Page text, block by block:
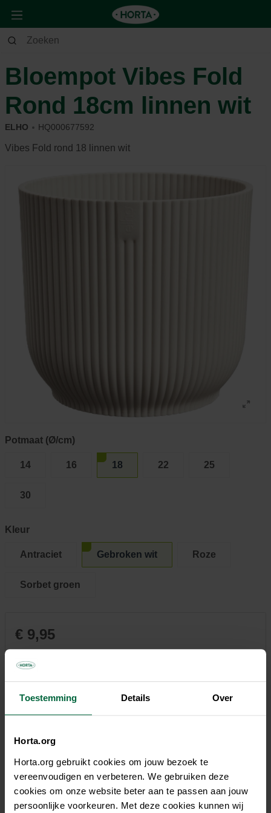
Toestemming Details Over
Horta.org
Horta.org gebruikt cookies om jouw bezoek te
vereenvoudigen en verbeteren. We gebruiken deze
cookies om onze website beter aan te passen aan jouw
persoonlijke voorkeuren. Met deze cookies kunnen wij
Huis & Deco
Bloempot Vibes Fold
Rond 18cm linnen wit
ELHO HQ000677592
Vibes Fold rond 18 linnen wit
Potmaat (Ø/cm)
14 16 18 22 25
30
Kleur
Antraciet Gebroken wit Roze
Sorbet groen
€ 9,95
Niet elke winkel heeft hetzelfde assortiment
Beschrijving
Of je nu voor één plant gaat of er thuis een groene oase van
wilt maken: met onze Vibes Fold zit je sowieso goed. De
mooie pastelkleuren en het trendy ribpatroon maken deze